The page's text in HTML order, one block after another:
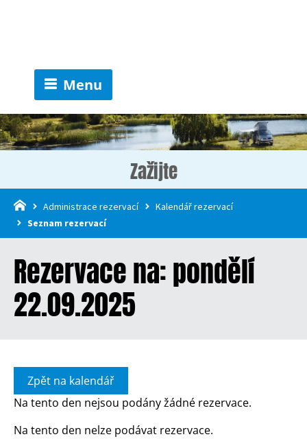
Menu
Zažijte
Administrace rezervací
Kalendář rezervací
Seznam rezervací
Rezervace na: pondělí
22.09.2025
Zpět na kalendář
Na tento den nejsou podány žádné rezervace.
Na tento den nelze podávat rezervace.